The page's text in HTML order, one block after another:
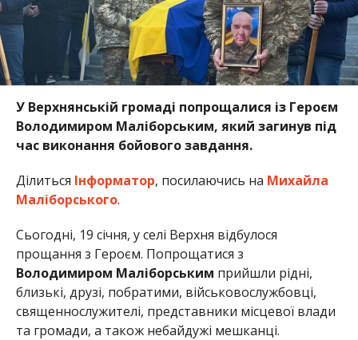
У Верхнянській громаді попрощалися із Героєм
Володимиром Маліборським, який загинув під
час виконання бойового завдання.
Ділиться Інформатор, посилаючись на Михайла
Маліборського.
Сьогодні, 19 січня, у селі Верхня відбулося
прощання з Героєм. Попрощатися з
Володимиром Маліборським прийшли рідні,
близькі, друзі, побратими, військовослужбовці,
священнослужителі, представники місцевої влади
та громади, а також небайдужі мешканці.